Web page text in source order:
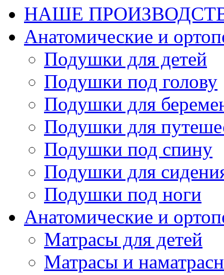
НАШЕ
Анатомические и
Подушки для детей
Подушки под голову
Подушки для
Подушки для
Подушки под спину
Подушки для
Подушки под ноги
Анатомические и
Матрасы для детей
Матрасы и